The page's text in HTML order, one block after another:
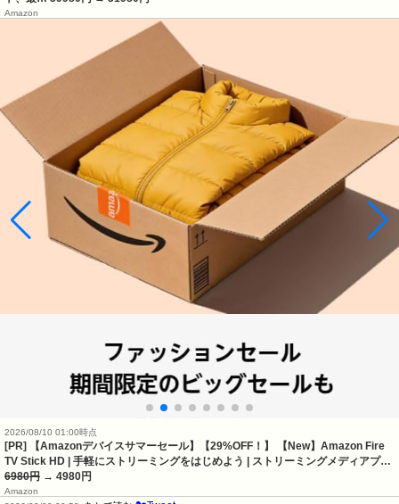
Amazon
2026/08/10 01:00時点
[PR] 【Amazonデバイスサマーセール】【29%OFF！】 【New】Amazon Fire
TV Stick HD | 手軽にストリーミングをはじめよう | ストリーミングメディアプ…
6980円 → 4980円
Amazon